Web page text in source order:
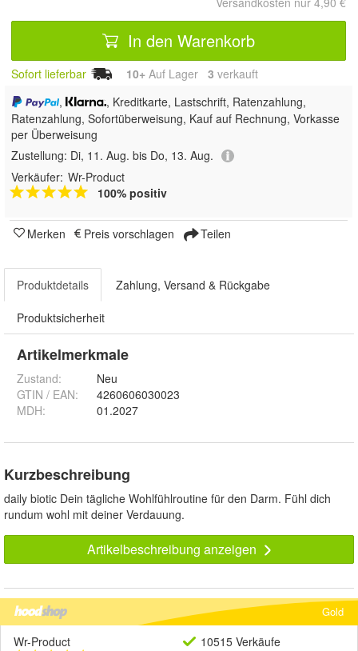
In den Warenkorb
Sofort lieferbar 10+ Auf Lager 3 verkauft
,
, Kreditkarte, Lastschrift, Ratenzahlung,
Ratenzahlung, Sofortüberweisung, Kauf auf Rechnung, Vorkasse
per Überweisung
Zustellung: Di, 11. Aug. bis Do, 13. Aug.
Verkäufer: Wr-Product
100% positiv
Merken Preis vorschlagen Teilen
Produktdetails Zahlung, Versand & Rückgabe
Produktsicherheit
Artikelmerkmale
Zustand:
Neu
GTIN / EAN:
4260606030023
MDH: 01.2027
Kurzbeschreibung
daily biotic Dein tägliche Wohlfühlroutine für den Darm. Fühl dich
rundum wohl mit deiner Verdauung.
Artikelbeschreibung anzeigen
Gold
Wr-Product
10515 Verkäufe